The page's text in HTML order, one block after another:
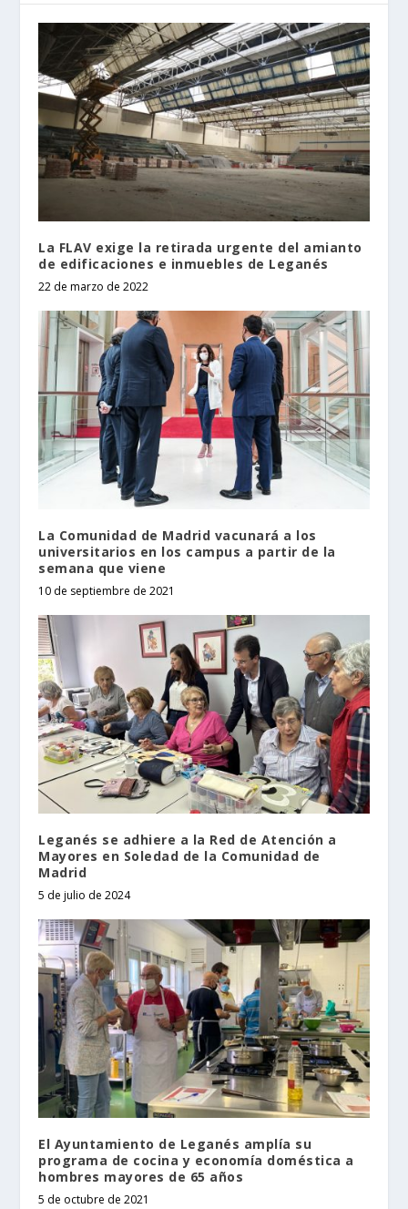
La FLAV exige la retirada urgente del amianto
de edificaciones e inmuebles de Leganés
22 de marzo de 2022
La Comunidad de Madrid vacunará a los
universitarios en los campus a partir de la
semana que viene
10 de septiembre de 2021
Leganés se adhiere a la Red de Atención a
Mayores en Soledad de la Comunidad de
Madrid
5 de julio de 2024
El Ayuntamiento de Leganés amplía su
programa de cocina y economía doméstica a
hombres mayores de 65 años
5 de octubre de 2021